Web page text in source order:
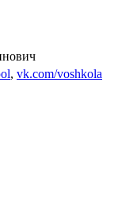
, vk.com/voshkola